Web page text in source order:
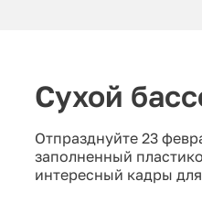
Сухой
Отпразднуйте 23
заполненный
интересный кадры